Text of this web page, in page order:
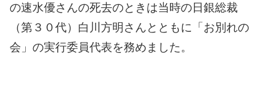
の速水優さんの死去のときは当時の日銀総裁
（第３０代）白川方明さんとともに「お別れの
会」の実行委員代表を務めました。